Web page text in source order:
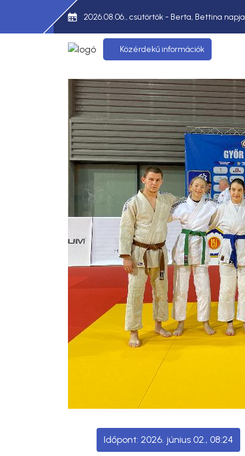
2026.08.06., csütörtök - Berta, Bettina napja
Közérdekű információk
2026. június 02., 08:24